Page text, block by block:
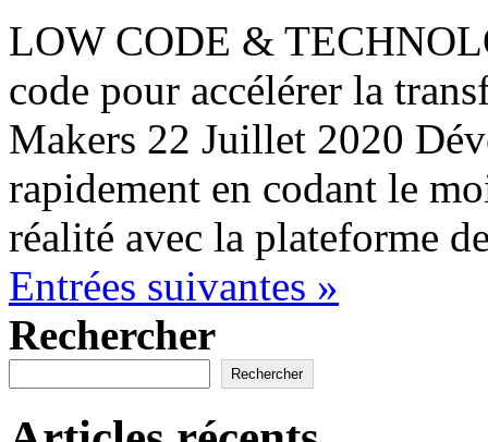
LOW CODE &
code pour accélérer la
Makers 22 Juillet 2020
rapidement en codant le
réalité avec la plateforme
Entrées suivantes »
Rechercher
Rechercher